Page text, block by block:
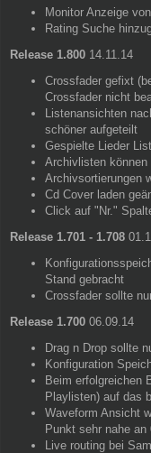
Monitor Anzeige
Rating Suche
Release 1.800 14.11.14
Crossfader gefixt
Crossfader nicht
Listenansichten
schöner aufgeteilt
Gespielte Lieder
Archivlisten können
Archivsortierungen
Cd Cover laden
Click auf "Nr."
Release 1.701 - 1.708
Stand gebracht
Crossfader sollte
Release 1.700 06.09.14
Drag n Drop sollte
Konfiguration
Beim erfolgreichen
Playlisten) auf das
Waveform Ansicht
Punkt sehr nahe an
Live routing bei